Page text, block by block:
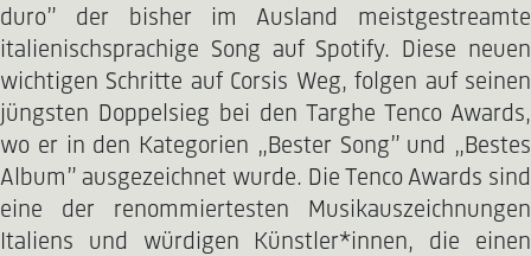
duro” der bisher im Ausland meistgestreamte
italienischsprachige Song auf Spotify. Diese neuen
wichtigen Schritte auf Corsis Weg, folgen auf seinen
jüngsten Doppelsieg bei den Targhe Tenco Awards,
wo er in den Kategorien „Bester Song” und „Bestes
Album” ausgezeichnet wurde. Die Tenco Awards sind
eine der renommiertesten Musikauszeichnungen
Italiens und würdigen Künstler*innen, die einen